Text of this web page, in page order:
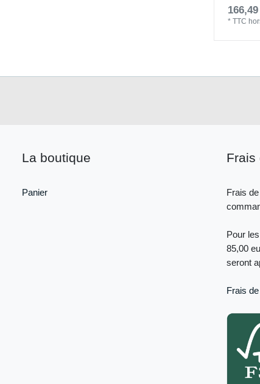
*TTC
La boutique
Panier
Frais
Frais
Pour
85,00
seront
Frais